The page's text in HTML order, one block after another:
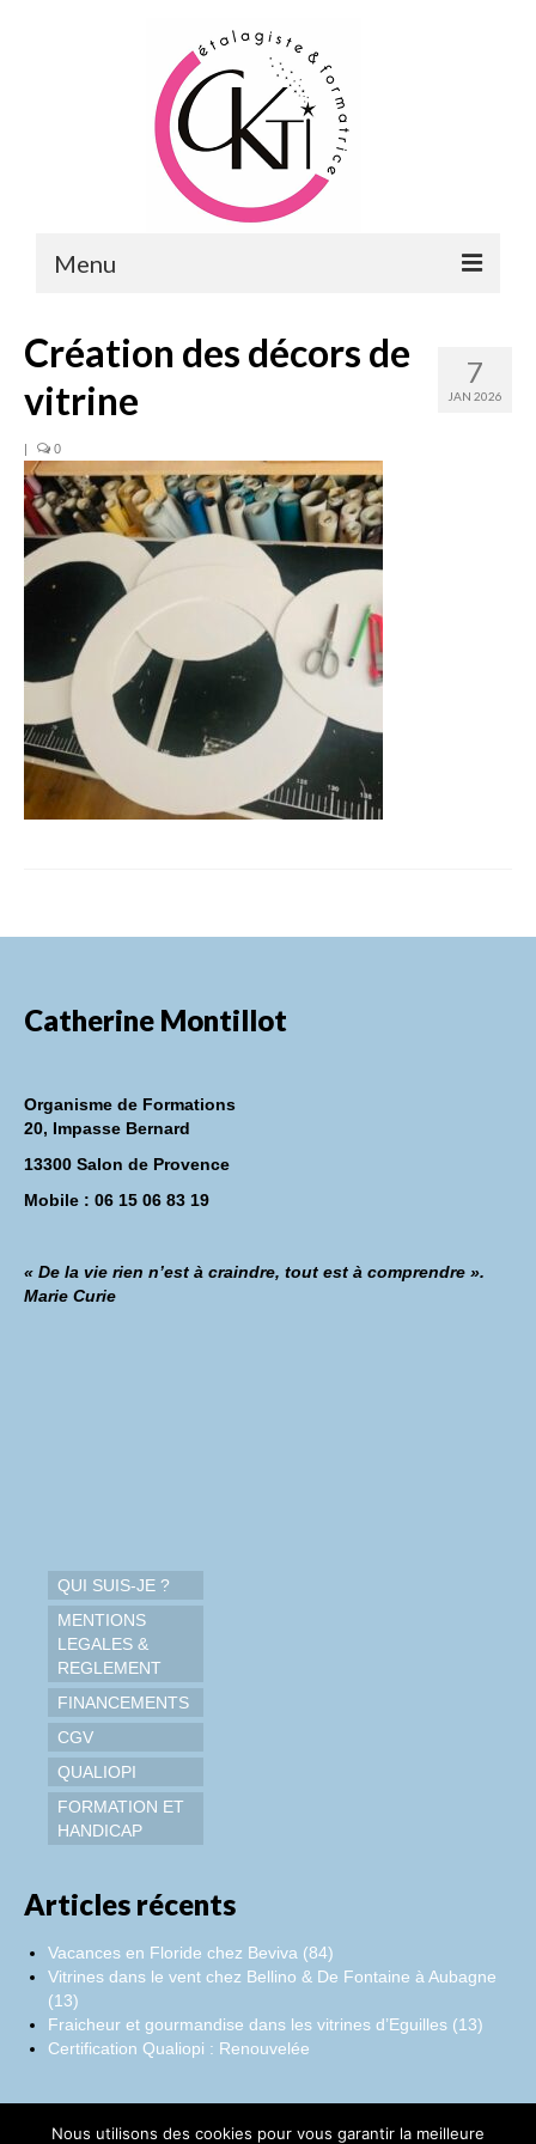
Menu
MERCHANDISING & VITRINES
FORMATIONS RH
FORMATIONS DE FORMATEURS
CONSEILS & PRESTATIONS
REALISATIONS
CONTACT
7
JAN 2026
Création des décors de
vitrine
| 0
Catherine Montillot
Organisme de Formations
20, Impasse Bernard
13300 Salon de Provence
Mobile : 06 15 06 83 19
« De la vie rien n’est à craindre, tout est à comprendre ».
Marie Curie
QUI SUIS-JE ?
MENTIONS
LEGALES &
REGLEMENT
FINANCEMENTS
CGV
QUALIOPI
FORMATION ET
HANDICAP
Articles récents
Vacances en Floride chez Beviva (84)
Vitrines dans le vent chez Bellino & De Fontaine à Aubagne
(13)
Fraicheur et gourmandise dans les vitrines d’Eguilles (13)
Certification Qualiopi : Renouvelée
Nous utilisons des cookies pour vous garantir la meilleure